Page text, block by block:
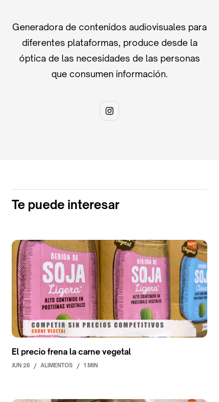
Generadora de contenidos audiovisuales para
diferentes plataformas, produce desde la
óptica de las necesidades de las personas
que consumen información.
Te puede interesar
El precio frena la carne vegetal
JUN 26 / ALIMENTOS / 1 MIN